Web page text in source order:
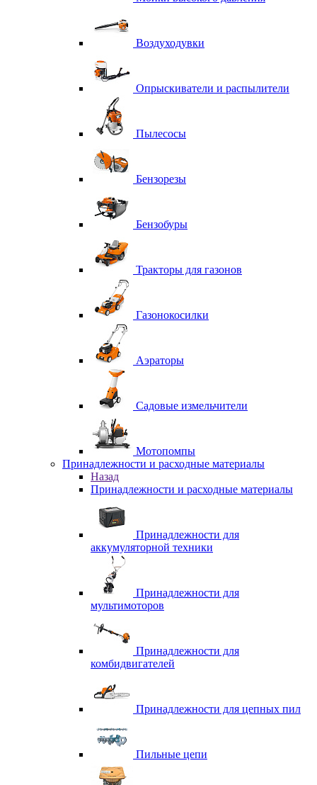
Воздуходувки
Опрыскиватели и распылители
Пылесосы
Бензорезы
Бензобуры
Тракторы для газонов
Газонокосилки
Аэраторы
Садовые измельчители
Мотопомпы
Принадлежности и расходные материалы
Назад
Принадлежности и расходные материалы
Принадлежности для
аккумуляторной техники
Принадлежности для
мультимоторов
Принадлежности для
комбидвигателей
Принадлежности для цепных пил
Пильные цепи